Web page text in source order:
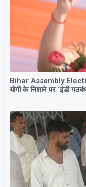
Bihar Assembly
योगी के निशाने पर ‘इंडी